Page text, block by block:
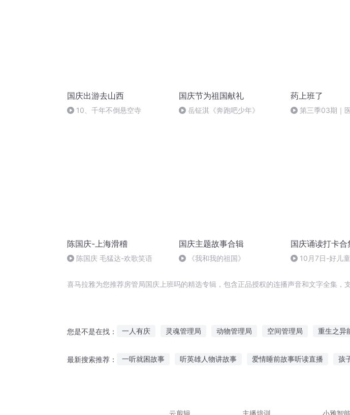
国庆出游去山西
10、千年不倒悬空寺
国庆节为祖国献礼
岳钲淇《奔跑吧少年》
药上班了
第三季03期｜
陈国庆-上海滑稽
陈国庆 毛猛达-欢歌笑语
国庆主题故事合辑
《我和我的祖国》
国庆诵读打卡合
10月7日-好儿童
喜马拉雅为您推荐房管局国庆上班吗的精选专辑，包含正品授权的连播声音和文字全集，
您是不是在找： 一人有庆 灵魂管理局 动物管理局 空间管理局 重生之异
最新搜索推荐： 一听就困故事 听英雄人物讲故事 爱情睡前故事听读直播 孩
云剪辑
主播培训 小雅智